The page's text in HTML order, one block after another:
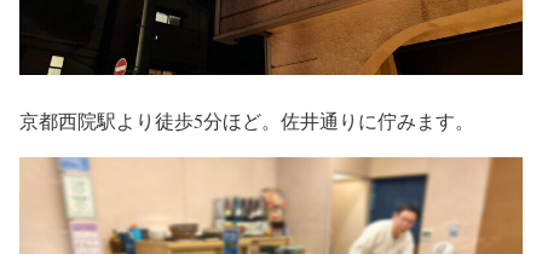
京都西院駅より徒歩5分ほど。佐井通りに佇みます。